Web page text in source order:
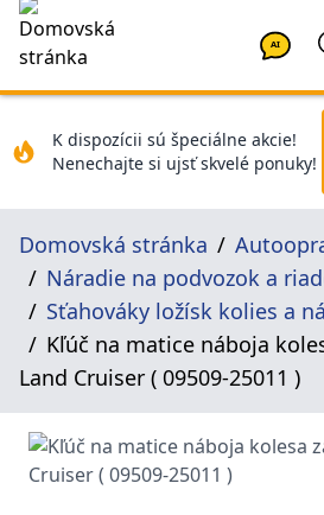
AI
K dispozícii sú špeciálne akcie!
Nenechajte si ujsť skvelé ponuky!
Domovská stránka
Náradie na podvozok a
Sťahováky ložísk kolies a
Kľúč na matice náboja
Land Cruiser ( 09509-25011 )